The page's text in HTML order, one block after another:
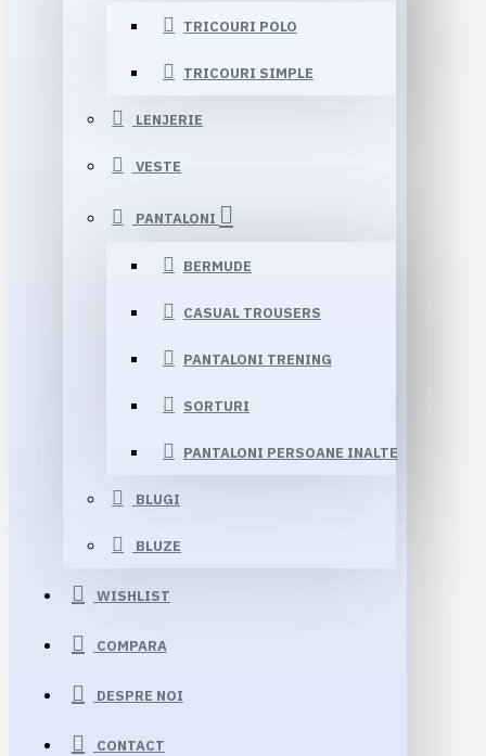
TRICOURI POLO
TRICOURI SIMPLE
LENJERIE
VESTE
PANTALONI
BERMUDE
CASUAL TROUSERS
PANTALONI TRENING
SORTURI
PANTALONI PERSOANE INALTE
BLUGI
BLUZE
WISHLIST
COMPARA
DESPRE NOI
CONTACT